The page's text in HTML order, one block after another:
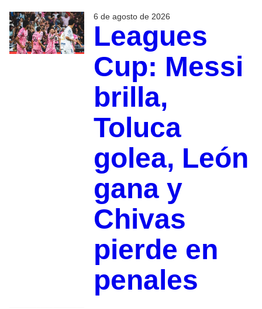
6 de agosto de 2026
Leagues
Cup: Messi
brilla,
Toluca
golea, León
gana y
Chivas
pierde en
penales